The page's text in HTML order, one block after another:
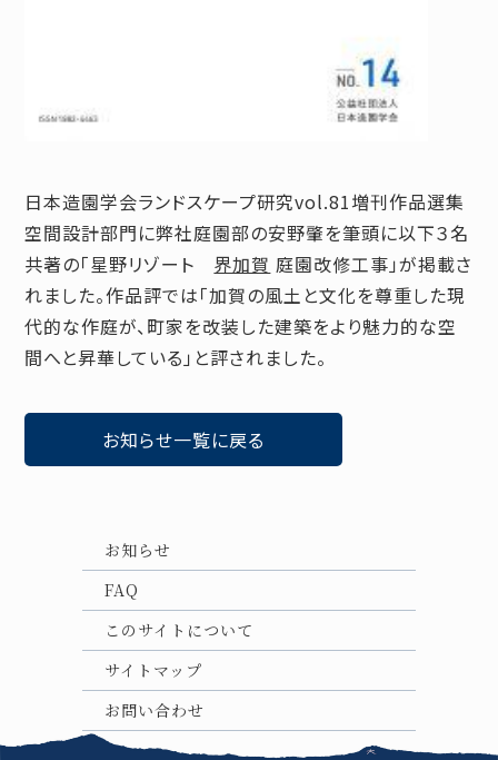
日本造園学会ランドスケープ研究vol.81増刊作品選集
空間設計部門に弊社庭園部の安野肇を筆頭に以下３名
共著の「星野リゾート 界加賀 庭園改修工事」が掲載さ
れました。作品評では「加賀の風土と文化を尊重した現
代的な作庭が、町家を改装した建築をより魅力的な空
間へと昇華している」と評されました。
お知らせ一覧に戻る
お知らせ
FAQ
このサイトについて
サイトマップ
お問い合わせ